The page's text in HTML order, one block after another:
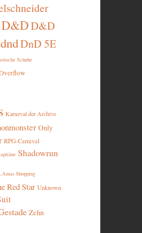
D&DD&D
dndDnD 5E
Schuhe
Karneval der Archive
Only
RPG-Carnival
Shadowrun
Shopping
Red Star Unknown
Zehn